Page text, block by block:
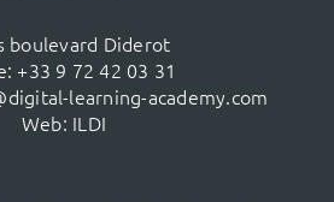
boulevard Diderot
+33 9 72 42 03 31
learning-academy.com
Web: ILDI